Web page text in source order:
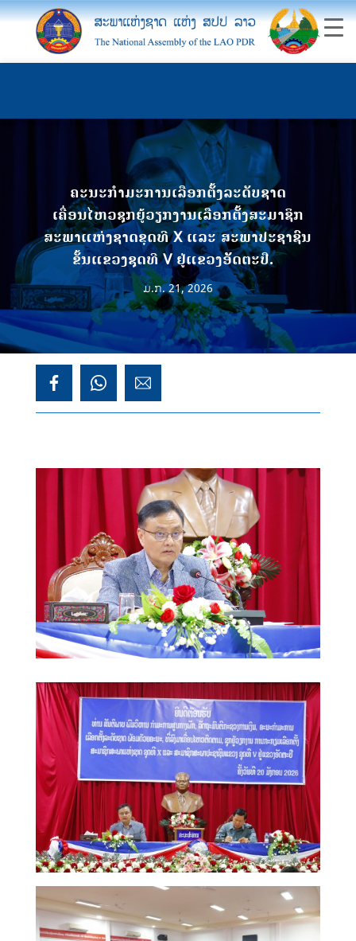
ຄະນະກໍາມະການເລືອກຕັ້ງລະດັບຊາດ
ເຄື່ອນໄຫວຊຸກຍູ້ວຽກງານເລືອກຕັ້ງສະມາຊິກ
ສະພາແຫ່ງຊາດຂຸດທີ X ແລະ ສະພາປະຊາຊົນ
ຂັ້ນແຂວງຊຸດທີ V ຢູ່ແຂວງອັັດຕະປື.
ມ.ກ. 21, 2026